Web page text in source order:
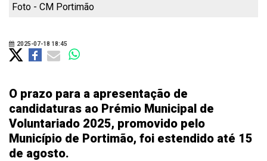
Foto - CM Portimão
2025-07-18 18:45
O prazo para a apresentação de
candidaturas ao Prémio Municipal de
Voluntariado 2025, promovido pelo
Município de Portimão, foi estendido até 15
de agosto.